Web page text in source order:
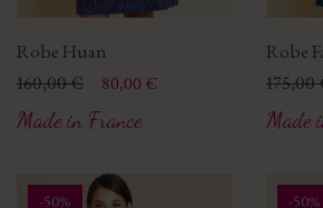
Robe Huan
Prix
Prix de base
160,00 € 80,00 €
Made in France
Robe
Prix
Prix de
175,00
Made
-50% -50%